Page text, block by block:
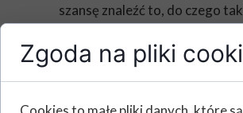
szansę znaleźć to, do czego
tęskniło jej serce.
Zgoda na pliki